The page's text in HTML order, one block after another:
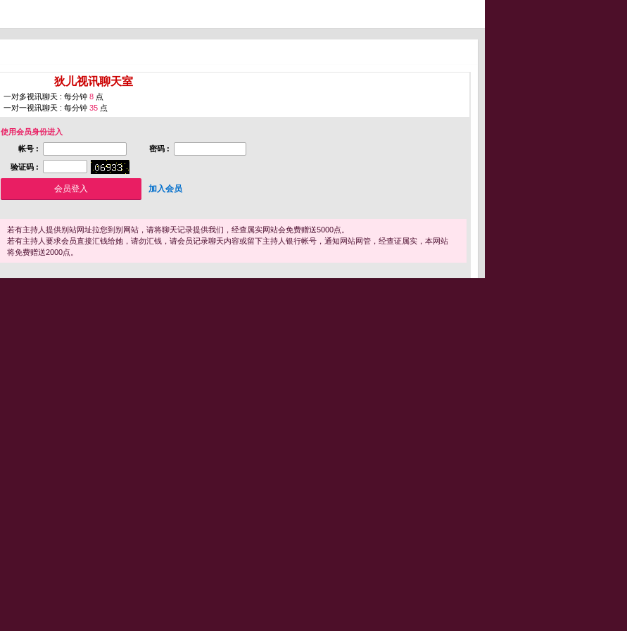
狄儿视讯聊天室
一对多视讯聊天 : 每分钟 8 点
一对一视讯聊天 : 每分钟 35 点
使用会员身份进入
帐号 :
密码 :
验证码 :
加入会员
若有主持人提供别站网址拉您到别网站，请将聊天记录提供我们，经查属实网站会免费赠送5000点。
若有主持人要求会员直接汇钱给她，请勿汇钱，请会员记录聊天内容或留下主持人银行帐号，通知网站网管，经查证属实，本网站
将免费赠送2000点。